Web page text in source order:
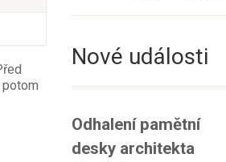
Nové události
Odhalení pamětní
desky architekta